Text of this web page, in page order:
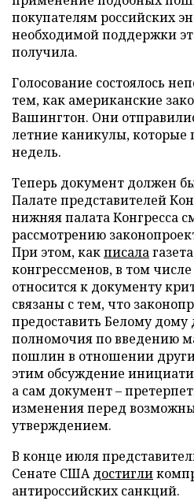
покупателям российских
необходимой поддержки
получила.
Голосование состоялось
тем, как американские
Вашингтон. Они
летние каникулы, которые
недель.
Теперь документ должен
Палате представителей
нижняя палата Конгресса
рассмотрению
При этом, какписала
конгрессменов, в том
относится к документу
связаны с тем, что
предоставить Белому
полномочия по введению
пошлин в отношении
этим обсуждение
а сам документ –
изменения перед
утверждением.
В конце июля
Сенате СШАдостигли
антироссийских санкций.